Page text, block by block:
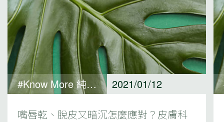
#Know More 純淨保養觀點 2021/01/12
嘴唇乾、脫皮又暗沉怎麼應對？皮膚科